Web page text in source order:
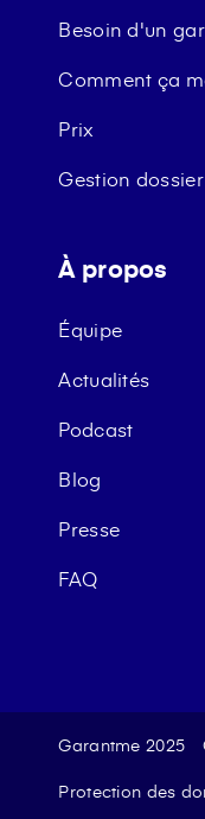
Besoin d'un
Comment ça
Prix
Gestion
À propos
Équipe
Actualités
Podcast
Blog
Presse
FAQ
Garantme 2025
Protection des